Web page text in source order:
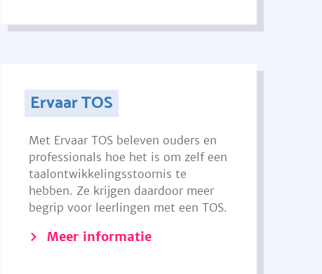
Ervaar TOS
Met Ervaar TOS beleven ouders en
professionals hoe het is om zelf een
taalontwikkelingsstoornis te
hebben. Ze krijgen daardoor meer
begrip voor leerlingen met een TOS.
Meer informatie